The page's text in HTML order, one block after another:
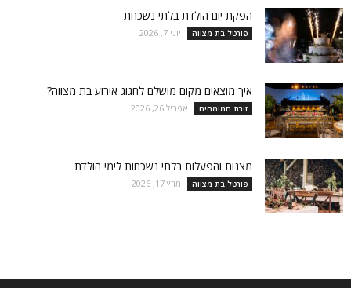
הפקת יום הולדת בלתי נשכחת
פורטל בת מצווה יוני 7, 2026
איך מוצאים מקום מושלם לחגוג אירוע בת מצווה?
זירת המומחים אפריל 26, 2026
מצגות והפעלות בלתי נשכחות לימי הולדת
פורטל בת מצווה מרץ 17, 2026